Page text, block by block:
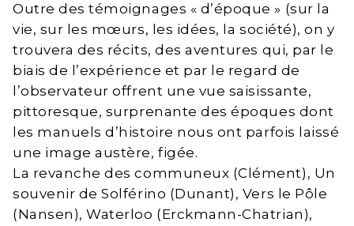
Outre des témoignages « d’époque » (sur la
vie, sur les mœurs, les idées, la société), on y
trouvera des récits, des aventures qui, par le
biais de l’expérience et par le regard de
l’observateur offrent une vue saisissante,
pittoresque, surprenante des époques dont
les manuels d’histoire nous ont parfois laissé
une image austère, figée.
La revanche des communeux (Clément), Un
souvenir de Solférino (Dunant), Vers le Pôle
(Nansen), Waterloo (Erckmann-Chatrian),